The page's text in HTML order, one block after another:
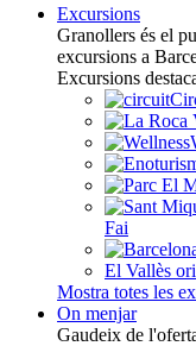
Excursions
Granollers és el
excursions a
Excursions
Fai
El Vallès
Mostra totes les
On menjar
Gaudeix de